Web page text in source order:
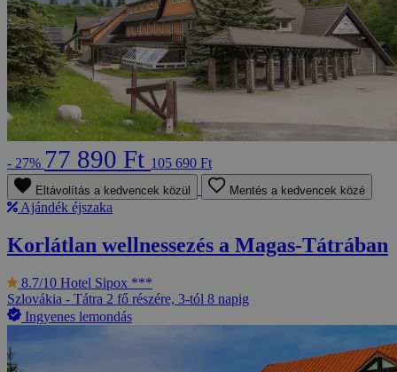
- 27% 77 890 Ft 105 690 Ft
Eltávolítás a kedvencek közül Mentés a kedvencek közé
Ajándék éjszaka
Korlátlan wellnessezés a Magas-Tátrában
8.7/10 Hotel Sipox ***
Szlovákia - Tátra 2 fő részére, 3-tól 8 napig
Ingyenes lemondás